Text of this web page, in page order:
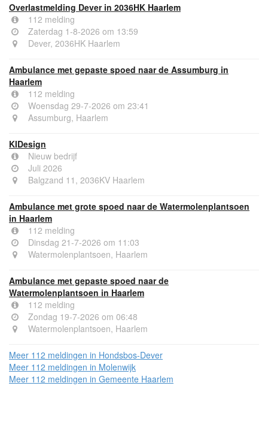
Overlastmelding Dever in 2036HK Haarlem
112 melding
Zaterdag 1-8-2026 om 13:59
Dever, 2036HK Haarlem
Ambulance met gepaste spoed naar de Assumburg in
Haarlem
112 melding
Woensdag 29-7-2026 om 23:41
Assumburg, Haarlem
KIDesign
Nieuw bedrijf
Juli 2026
Balgzand 11, 2036KV Haarlem
Ambulance met grote spoed naar de Watermolenplantsoen
in Haarlem
112 melding
Dinsdag 21-7-2026 om 11:03
Watermolenplantsoen, Haarlem
Ambulance met gepaste spoed naar de
Watermolenplantsoen in Haarlem
112 melding
Zondag 19-7-2026 om 06:48
Watermolenplantsoen, Haarlem
Meer 112 meldingen in Hondsbos-Dever
Meer 112 meldingen in Molenwijk
Meer 112 meldingen in Gemeente Haarlem